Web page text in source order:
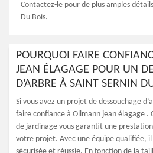
Contactez-le pour de plus amples
Du Bois.
POURQUOI FAIRE
JEAN ÉLAGAGE POUR UN
D’ARBRE À SAINT SERNIN
Si vous avez un projet de dessouchage
faire confiance à Ollmann jean élagage .
de jardinage vous garantit une
votre projet. Avec une équipe qualifiée,